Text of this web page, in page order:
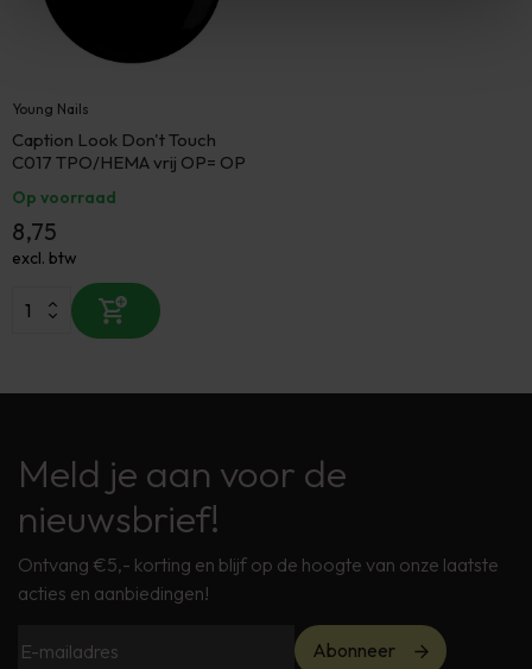
Young Nails
Caption Look Don't Touch
C017 TPO/HEMA vrij OP= OP
Op voorraad
8,75
excl. btw
Meld je aan voor de
nieuwsbrief!
Ontvang €5,- korting en blijf op de hoogte van onze laatste
acties en aanbiedingen!
Abonneer